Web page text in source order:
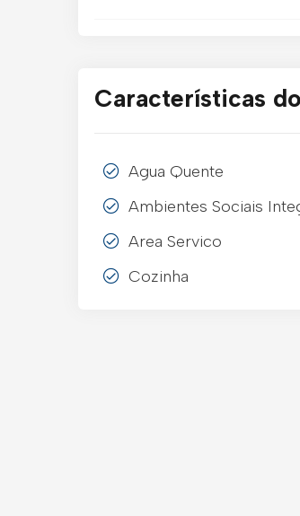
Características
Agua Quente
Ambientes Sociais
Area Servico
Cozinha